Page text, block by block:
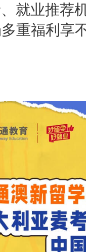
就业推荐
重福利享